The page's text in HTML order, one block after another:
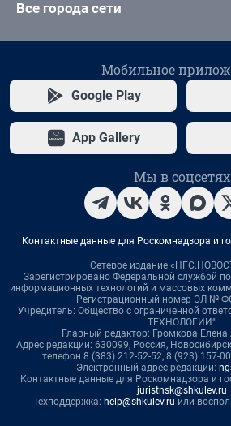
Все города сети
Мобильное
Google Play
App Gallery
Мы в соцсетях
Контактные данные для Роскомнадзора и
Сетевое издание
Зарегистрировано Федеральной службой
информационных технологий и массовых
Регистрационный номер ЭЛ №
Учредитель: Общество с ограниченной
ТЕХНОЛОГИИ"
Главный редактор: Громкова Елена
Адрес редакции: 630099, Россия,
телефон 8 (383) 212-52-52, 8 (923) 157-
Электронный адрес редакции:
Контактные данные для Роскомнадзора и
juristnsk@shkulev.ru
Техподдержка: help@shkulev.ru или